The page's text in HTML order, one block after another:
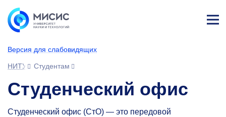
Версия для слабовидящих
НИТУ МИСИС
Студентам
Студенческий офис
Студенческий офис (СтО) — это передовой